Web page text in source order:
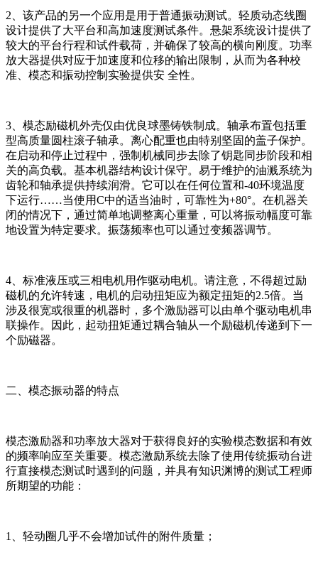
2、该产品的另一个应用是用于普通振动测试。轻质动态线圈
设计提供了大平台和高加速度测试条件。悬架系统设计提供了
较大的平台行程和试件载荷，并确保了较高的横向刚度。功率
放大器提供对应于加速度和位移的输出限制，从而为各种校
准、模态和振动控制实验提供安 全性。
3、模态励磁机外壳仅由优良球墨铸铁制成。轴承布置包括重
型高质量圆柱滚子轴承。离心配重也由特别坚固的盖子保护。
在启动和停止过程中，强制机械同步去除了钥匙同步阶段和相
关的高负载。基本机器结构设计保守。易于维护的油溅系统为
齿轮和轴承提供持续润滑。它可以在任何位置和-40环境温度
下运行……当使用C中的适当油时，可靠性为+80°。在机器关
闭的情况下，通过简单地调整离心重量，可以将振动幅度可靠
地设置为特定要求。振荡频率也可以通过变频器调节。
4、标准液压或三相电机用作驱动电机。请注意，不得超过励
磁机的允许转速，电机的启动扭矩应为额定扭矩的2.5倍。当
涉及很宽或很重的机器时，多个激励器可以由单个驱动电机串
联操作。因此，起动扭矩通过耦合轴从一个励磁机传递到下一
个励磁器。
二、模态振动器的特点
模态激励器和功率放大器对于获得良好的实验模态数据和有效
的频率响应至关重要。模态激励系统去除了使用传统振动台进
行直接模态测试时遇到的问题，并具有知识渊博的测试工程师
所期望的功能：
1、轻动圈几乎不会增加试件的附件质量；